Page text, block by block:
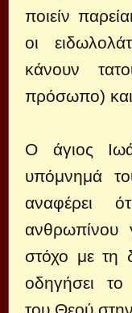
ποιείν
οι
κάνουν
πρόσωπο)
Ο άγιος
υπόμνημά
αναφέρει
ανθρωπίνου
στόχο με τη
οδηγήσει το